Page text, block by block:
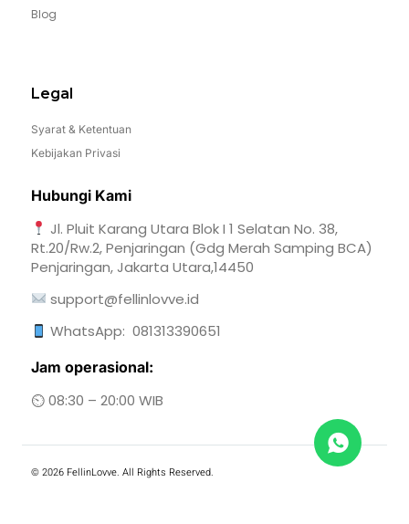
Blog
Legal
Syarat & Ketentuan
Kebijakan Privasi
Hubungi Kami
Jl. Pluit Karang Utara Blok I 1 Selatan No. 38,
Rt.20/Rw.2, Penjaringan (Gdg Merah Samping BCA)
Penjaringan, Jakarta Utara,14450
support@fellinlovve.id
WhatsApp: 081313390651
Jam operasional:
⏲ 08:30 – 20:00 WIB
© 2026 FellinLovve. All Rights Reserved.